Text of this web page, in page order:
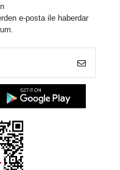
e-posta ile haberdar